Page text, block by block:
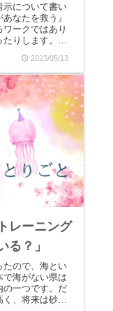
示について書い
なたを救う』
ークではあり
りします。た
2023/05/13
レーニング
る？」
たので、海とい
で海がない県は
の一つです。だ
く、将来は砂浜